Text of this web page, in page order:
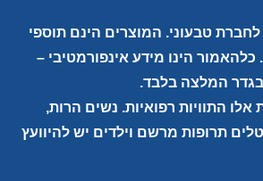
לחברת טבעוני. המוצרים הינם תוספי
כלהאמור הינו מידע אינפורמטיבי –
המלצה בלבד.
אלו התוויות רפואיות. נשים הרות,
תרופות מרשם וילדים יש להיוועץ